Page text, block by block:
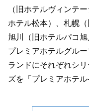
（旧ホテルヴィンテ
ホテル松本）、札幌
旭川（旧ホテルパコ
プレミアホテルグル
ランドにそれぞれシ
ズを「プレミアホテ